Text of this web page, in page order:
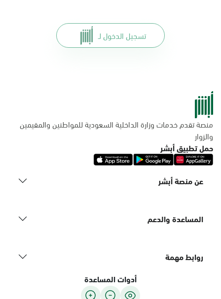
تسجيل الدخول لـ
منصة تقدم خدمات وزارة الداخلية السعودية للمواطنين والمقيمين
والزوار
حمل تطبيق أبشر
عن منصة أبشر
المساعدة والدعم
روابط مهمة
أدوات المساعدة